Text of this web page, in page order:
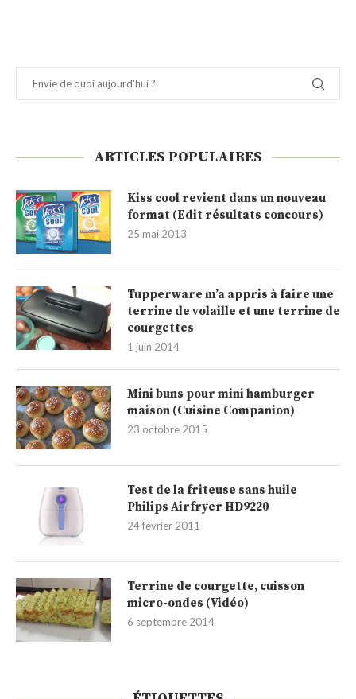
ARTICLES POPULAIRES
Kiss cool revient dans un nouveau
format (Edit résultats concours)
25 mai 2013
Tupperware m’a appris à faire une
terrine de volaille et une terrine de
courgettes
1 juin 2014
Mini buns pour mini hamburger
maison (Cuisine Companion)
23 octobre 2015
Test de la friteuse sans huile
Philips Airfryer HD9220
24 février 2011
Terrine de courgette, cuisson
micro-ondes (Vidéo)
6 septembre 2014